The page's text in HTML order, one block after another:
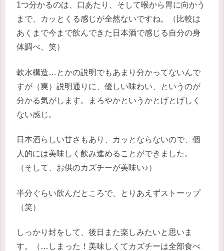
1つ分かるのは、口あたり、そして喉から胃に向かう
まで、カッとくる感じが全然ないですね。（比較は
あくまで今まで飲んできた日本酒で感じる自分の身
体調べ、笑）
軟水構造…とかの説明でもあまり分かってないんで
すが（爽）説明通りに、優しい味わい、というのが
分かる気がします。まろやかというかとげとげしく
ない感じ。
日本酒らしい甘さもあり、カッとならないので、個
人的には美味しく飲み進めることができました。
（そして、お供のカズチーが美味い♪）
半分ぐらい飲んだところで、とりあえずストーップ
（笑）
しっかり封をして、後日また楽しみたいと思いま
す。（…しまった！美味しくてカズチーは全部食べ